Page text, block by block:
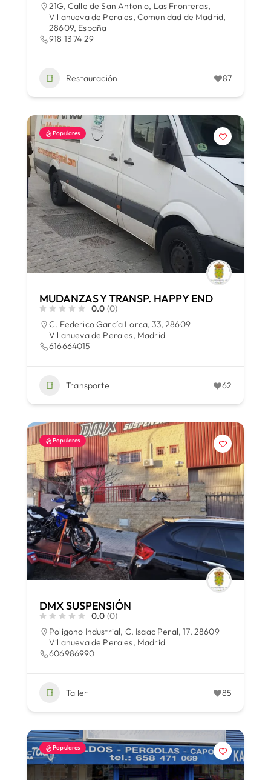
21G, Calle de San Antonio, Las Fronteras,
Villanueva de Perales, Comunidad de Madrid,
28609, España
918 13 74 29
Restauración 87
Populares
MUDANZAS Y TRANSP. HAPPY END
0.0 (0)
C. Federico García Lorca, 33, 28609
Villanueva de Perales, Madrid
616664015
Transporte 62
Populares
DMX SUSPENSIÓN
0.0 (0)
Poligono Industrial, C. Isaac Peral, 17, 28609
Villanueva de Perales, Madrid
606986990
Taller 85
Populares